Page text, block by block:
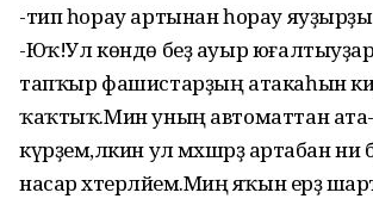
-тип һорау артынан һорау яуҙырҙы
-Юҡ!Ул көндө беҙ ауыр юғалтыуҙар
тапҡыр фашистарҙың атакаһын
ҡаҡтыҡ.Мин уның автоматтан ата-
күрҙем,ләкин ул мәхшәрҙә артабан
насар хәтерләйем.Миңә яҡын ерҙә